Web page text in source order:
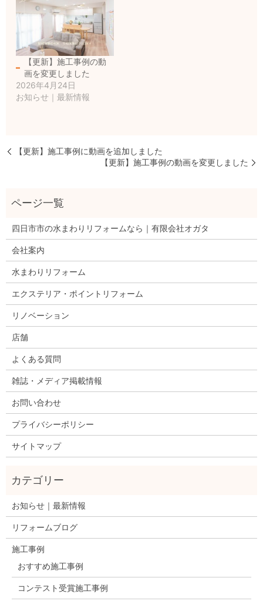
【更新】施工事例の動
画を変更しました
2026年4月24日
お知らせ｜最新情報
【更新】施工事例に動画を追加しました
【更新】施工事例の動画を変更しました
四日市市の水まわりリフォームなら｜有限会社オガタ
会社案内
水まわりリフォーム
エクステリア・ポイントリフォーム
リノベーション
店舗
よくある質問
雑誌・メディア掲載情報
お問い合わせ
プライバシーポリシー
サイトマップ
お知らせ｜最新情報
リフォームブログ
施工事例
おすすめ施工事例
コンテスト受賞施工事例